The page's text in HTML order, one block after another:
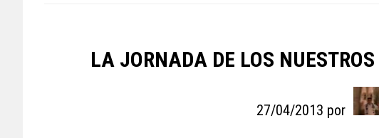
LA JORNADA DE LOS
27/04/2013 por